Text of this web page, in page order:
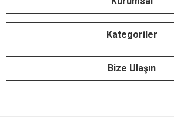
Kategoriler
Bize Ulaşın